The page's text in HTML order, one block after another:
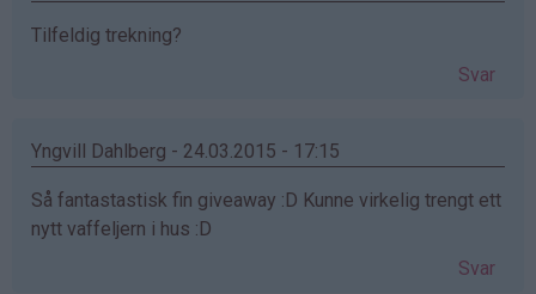
Tilfeldig trekning?
Svar
Yngvill Dahlberg - 24.03.2015 - 17:15
Så fantastastisk fin giveaway :D Kunne virkelig trengt ett
nytt vaffeljern i hus :D
Svar